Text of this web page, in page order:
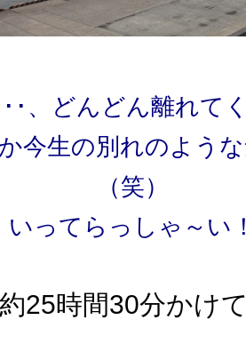
･、どんどん離れて
今生の別れのよう
（笑）
いってらっしゃ～い
25時間30分かけ